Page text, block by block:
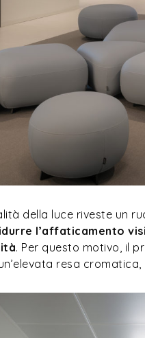
della luce riveste un
l’affaticamento
. Per questo motivo, il
resa